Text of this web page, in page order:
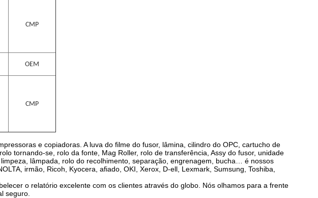
CMP
OEM
CMP
e copiadoras. A luva do filme do fusor, lâmina, cilindro do OPC, cartucho de
tornando-se, rolo da fonte, Mag Roller, rolo de transferência, Assy do fusor, unidade
lâmpada, rolo do recolhimento, separação, engrenagem, bucha… é nossos
irmão, Ricoh, Kyocera, afiado, OKI, Xerox, D-ell, Lexmark, Sumsung, Toshiba,
o relatório excelente com os clientes através do globo. Nós olhamos para a frente
seguro.